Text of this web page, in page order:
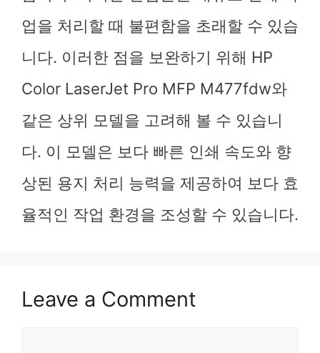
업을 처리할 때 불편함을 초래할 수 있습
니다. 이러한 점을 보완하기 위해 HP
Color LaserJet Pro MFP M477fdw와
같은 상위 모델을 고려해 볼 수 있습니
다. 이 모델은 보다 빠른 인쇄 속도와 향
상된 용지 처리 능력을 제공하여 보다 효
율적인 작업 환경을 조성할 수 있습니다.
Leave a Comment